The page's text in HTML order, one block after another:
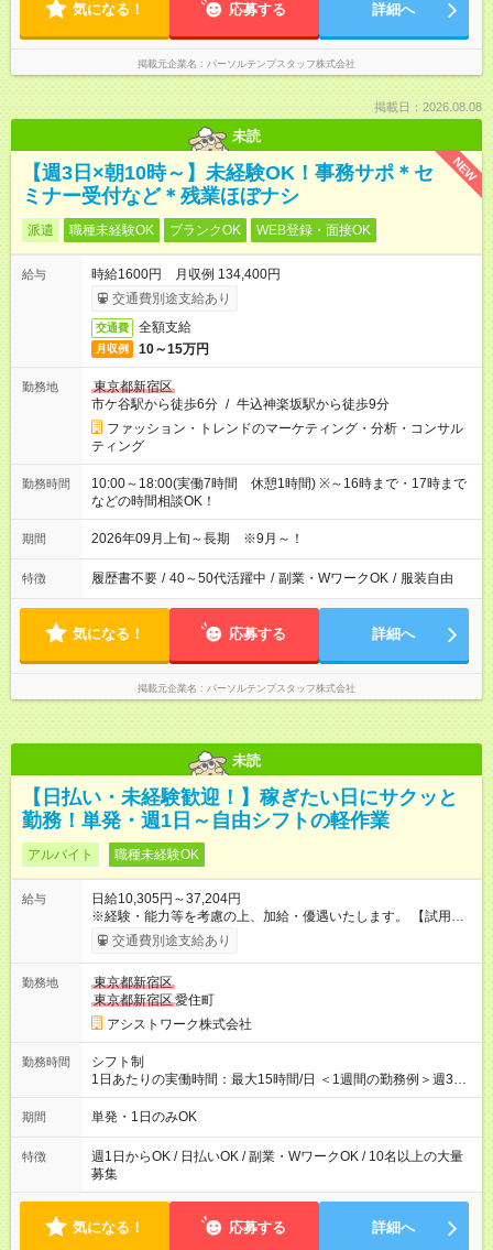
気になる！ 応募する 詳細へ
掲載元企業名 パーソルテンプスタッフ株式会社
掲載日：2026.08.08
未読
NEW
【週3日×朝10時～】未経験OK！事務サポ＊セ
ミナー受付など＊残業ほぼナシ
派遣 職種未経験OK ブランクOK WEB登録・面接OK
給与
時給1600円 月収例 134,400円
交通費別途支給あり
交通費 全額支給
月収例 10～15万円
勤務地
東京都新宿区
市ケ谷駅から徒歩6分 / 牛込神楽坂駅から徒歩9分
ファッション・トレンドのマーケティング・分析・コンサル
ティング
勤務時間
10:00～18:00(実働7時間 休憩1時間) ※～16時まで・17時まで
などの時間相談OK！
期間 2026年09月上旬～長期 ※9月～！
特徴 履歴書不要 / 40～50代活躍中 / 副業・WワークOK / 服装自由
気になる！ 応募する 詳細へ
掲載元企業名 パーソルテンプスタッフ株式会社
未読
【日払い・未経験歓迎！】稼ぎたい日にサクッと
勤務！単発・週1日～自由シフトの軽作業
アルバイト 職種未経験OK
給与
日給10,305円～37,204円
※経験・能力等を考慮の上、加給・優遇いたします。 【試用期
間】試用期間なし
交通費別途支給あり
勤務地
東京都新宿区
東京都新宿区愛住町
アシストワーク株式会社
勤務時間
シフト制
1日あたりの実働時間：最大15時間/日 ＜1週間の勤務例＞週3回
勤務 勤務：月・水・金 休み：火・木・土・日 好きな時にお仕事
可能です！ ※1日あたりの最大実働時間は日勤、夜勤共に勤務し
期間 単発・1日のみOK
特徴
週1日からOK / 日払いOK / 副業・WワークOK / 10名以上の大量
募集
気になる！ 応募する 詳細へ